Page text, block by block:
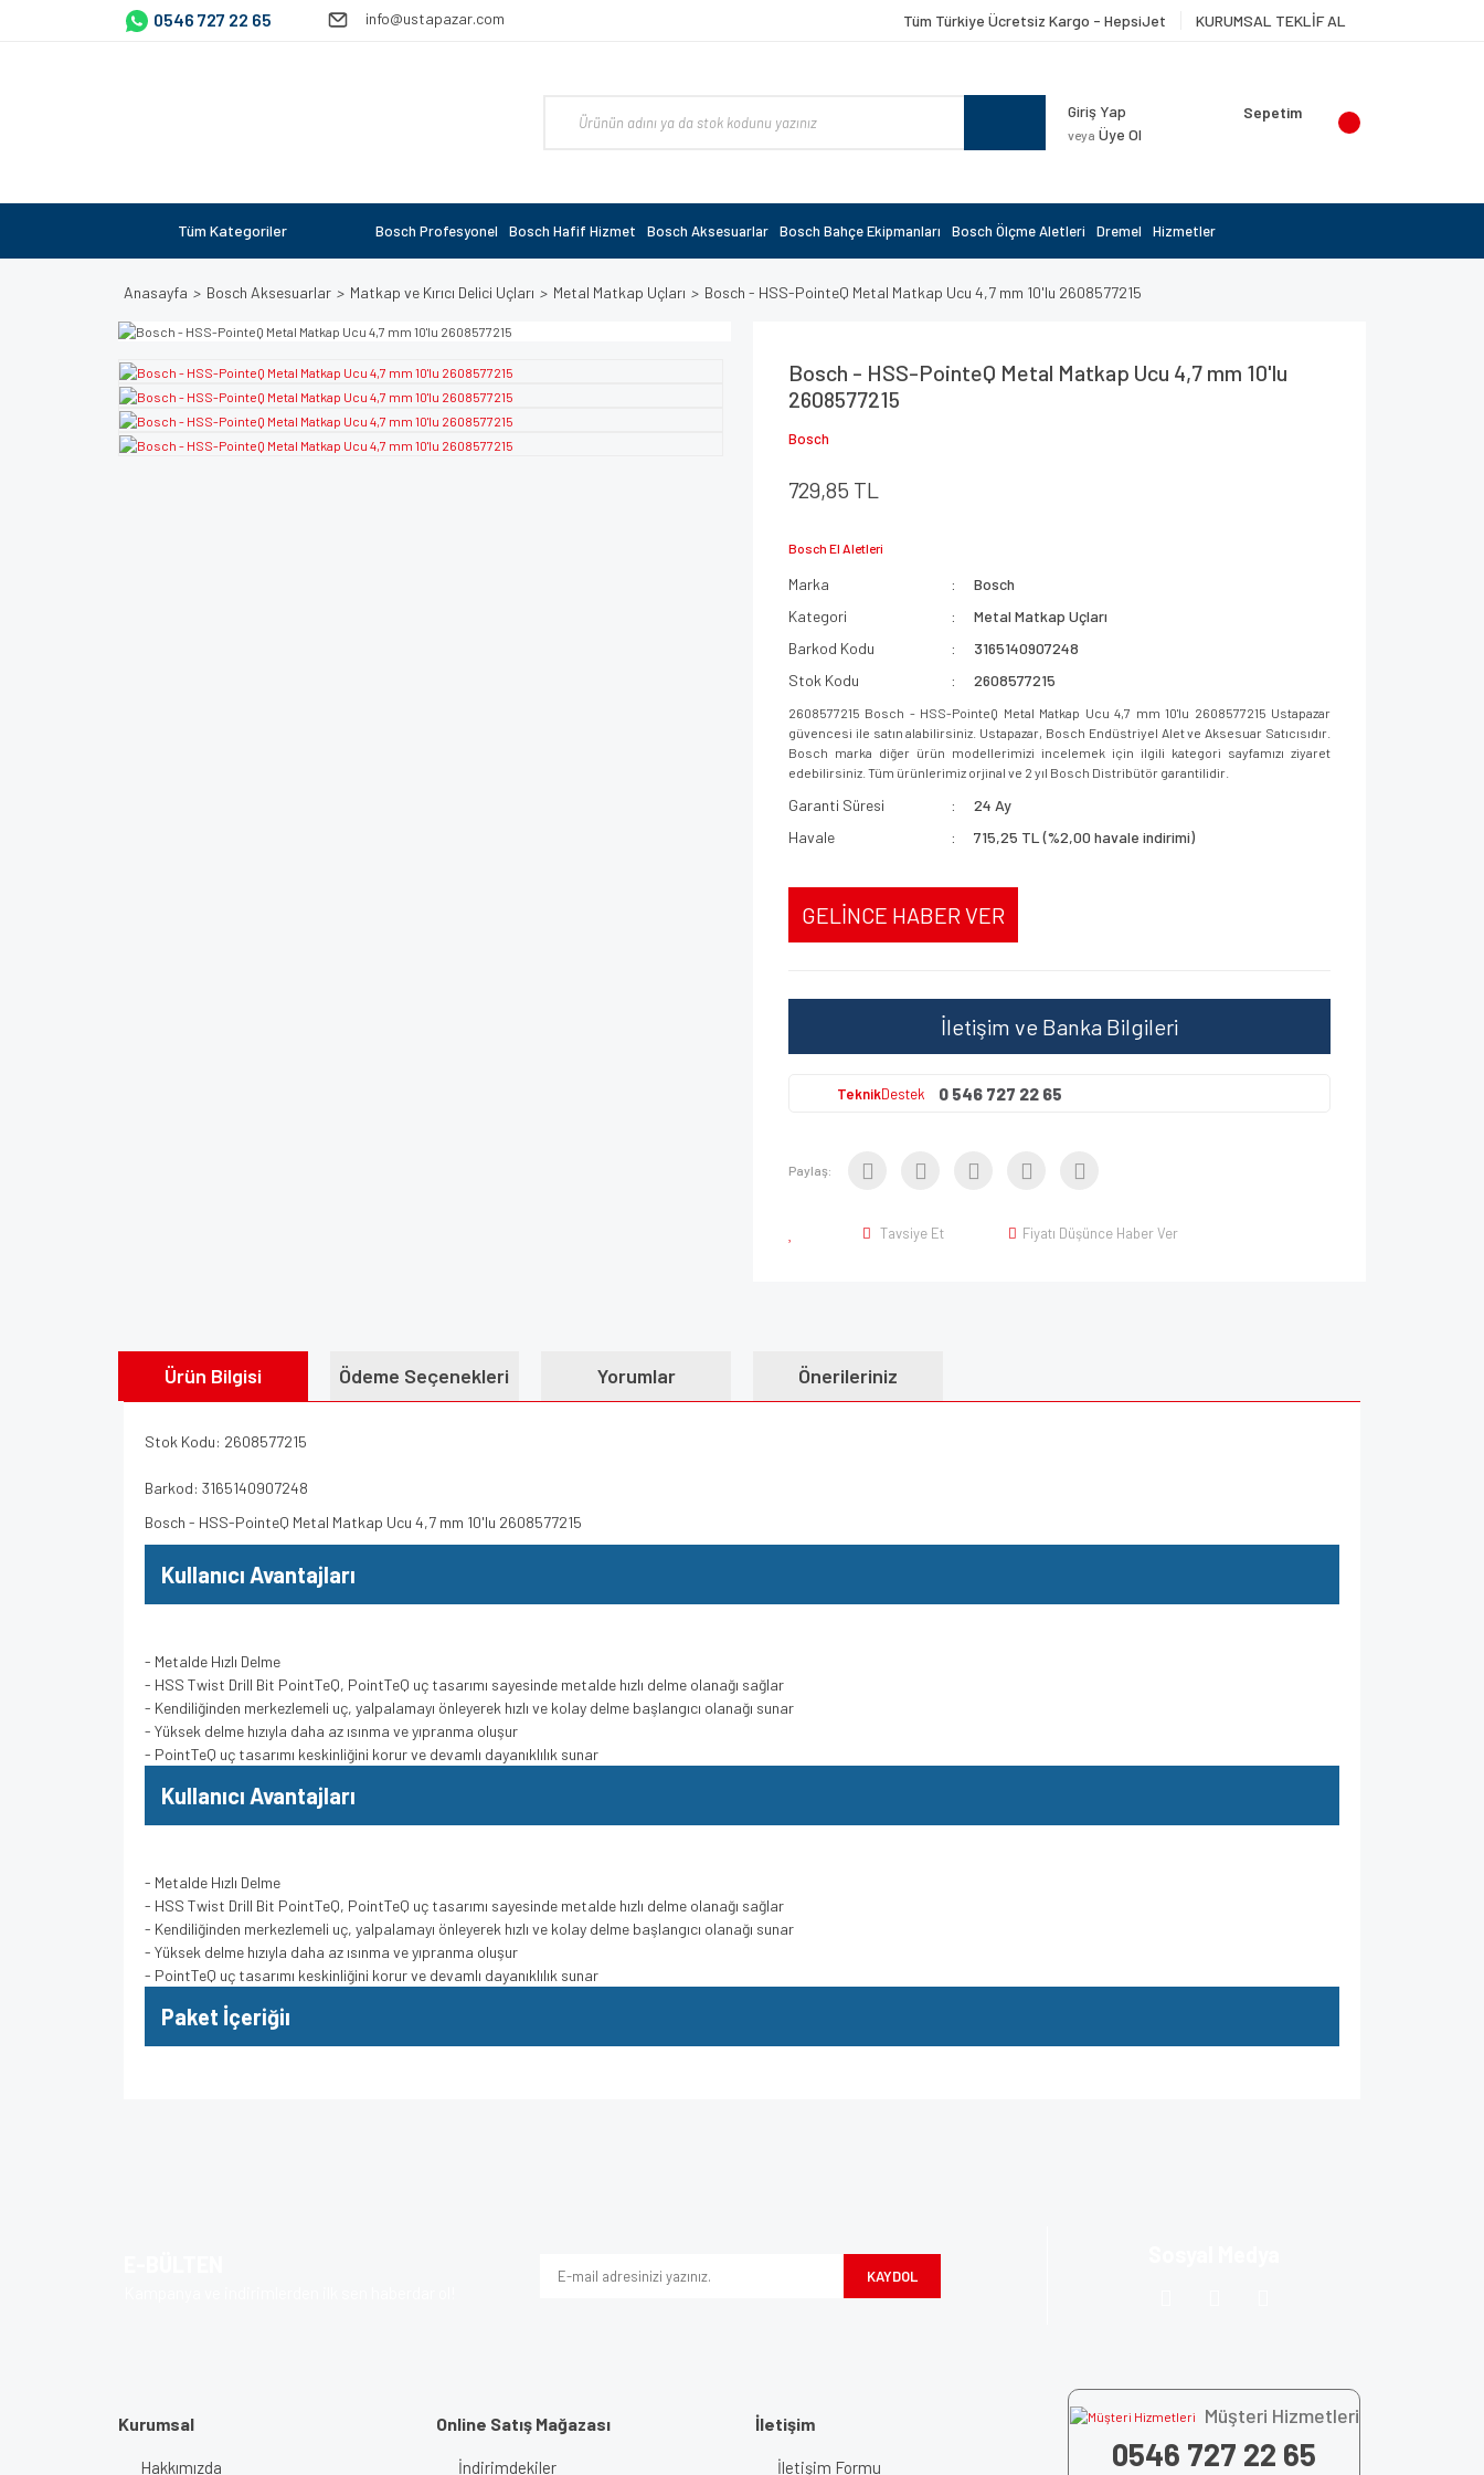
0546 727 22 65 info@ustapazar.com Tüm Türkiye Ücretsiz Kargo - HepsiJet KURUMSAL TEKLİF AL
Giriş Yap
veya Üye Ol
Sepetim
Tüm Kategoriler Bosch Profesyonel Bosch Hafif Hizmet Bosch Aksesuarlar Bosch Bahçe Ekipmanları Bosch Ölçme Aletleri Dremel Hizmetler
Anasayfa Bosch Aksesuarlar Matkap ve Kırıcı Delici Uçları Metal Matkap Uçları Bosch - HSS-PointeQ Metal Matkap Ucu 4,7 mm 10'lu 2608577215
Bosch - HSS-PointeQ Metal Matkap Ucu 4,7 mm 10'lu
2608577215
Bosch
729,85 TL
Bosch El Aletleri
Marka
Bosch
Kategori
Metal Matkap Uçları
Barkod Kodu
3165140907248
Stok Kodu
2608577215
2608577215 Bosch - HSS-PointeQ Metal Matkap Ucu 4,7 mm 10'lu 2608577215 Ustapazar
güvencesi ile satın alabilirsiniz. Ustapazar, Bosch Endüstriyel Alet ve Aksesuar Satıcısıdır.
Bosch marka diğer ürün modellerimizi incelemek için ilgili kategori sayfamızı ziyaret
edebilirsiniz. Tüm ürünlerimiz orjinal ve 2 yıl Bosch Distribütör garantilidir.
Garanti Süresi
24 Ay
Havale
715,25 TL (%2,00 havale indirimi)
GELİNCE HABER VER
İletişim ve Banka Bilgileri
TeknikDestek 0 546 727 22 65
Paylaş:
Tavsiye Et Fiyatı Düşünce Haber Ver
Ürün Bilgisi Ödeme Seçenekleri Yorumlar Önerileriniz
Stok Kodu: 2608577215
Barkod: 3165140907248
Bosch - HSS-PointeQ Metal Matkap Ucu 4,7 mm 10'lu 2608577215
Kullanıcı Avantajları
- Metalde Hızlı Delme
- HSS Twist Drill Bit PointTeQ, PointTeQ uç tasarımı sayesinde metalde hızlı delme olanağı sağlar
- Kendiliğinden merkezlemeli uç, yalpalamayı önleyerek hızlı ve kolay delme başlangıcı olanağı sunar
- Yüksek delme hızıyla daha az ısınma ve yıpranma oluşur
- PointTeQ uç tasarımı keskinliğini korur ve devamlı dayanıklılık sunar
Kullanıcı Avantajları
- Metalde Hızlı Delme
- HSS Twist Drill Bit PointTeQ, PointTeQ uç tasarımı sayesinde metalde hızlı delme olanağı sağlar
- Kendiliğinden merkezlemeli uç, yalpalamayı önleyerek hızlı ve kolay delme başlangıcı olanağı sunar
- Yüksek delme hızıyla daha az ısınma ve yıpranma oluşur
- PointTeQ uç tasarımı keskinliğini korur ve devamlı dayanıklılık sunar
Paket İçeriğiı
KAYDOL
Kurumsal
Hakkımızda
Online Satış Mağazası
İndirimdekiler
İletişim
İletişim Formu
Müşteri Hizmetleri
0546 727 22 65